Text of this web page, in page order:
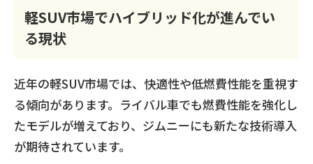
軽SUV市場でハイブリッド化が進んでい
る現状
近年の軽SUV市場では、快適性や低燃費性能を重視す
る傾向があります。ライバル車でも燃費性能を強化し
たモデルが増えており、ジムニーにも新たな技術導入
が期待されています。